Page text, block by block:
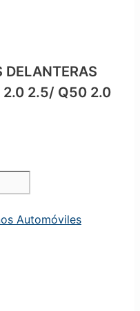
DELANTERAS
2.0 2.5/ Q50 2.0
Automóviles